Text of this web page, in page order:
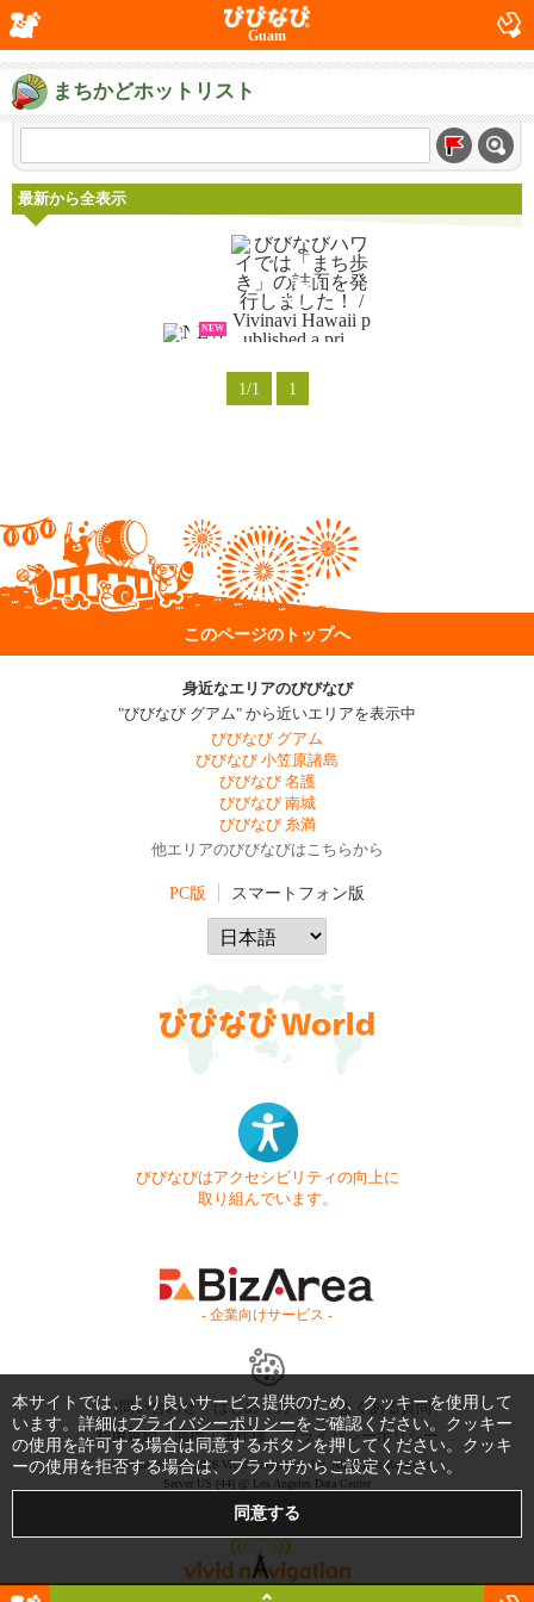
Guam
まちかどホットリスト
最新から全表示
NEW
1/1 1
このページのトップへ
身近なエリアのびびなび
"びびなび グアム" から近いエリアを表示中
びびなび グアム
びびなび 小笠原諸島
びびなび 名護
びびなび 南城
びびなび 糸満
他エリアのびびなびはこちらから
PC版 スマートフォン版
びびなびはアクセシビリティの向上に
取り組んでいます。
- 企業向けサービス -
お問い合わせ はじめてガイド
よくある質問
利用規約
商標・著作権 プライバシーポリシー
Copyright © 1999-2026 Vivid Navigation, Inc. All Rights Reserved.
Server US (44) @ Los Angeles Data Center
本サイトでは、より良いサービス提供のため、クッキーを使用して
います。詳細はプライバシーポリシーをご確認ください。クッキー
の使用を許可する場合は同意するボタンを押してください。クッキ
ーの使用を拒否する場合は、ブラウザからご設定ください。